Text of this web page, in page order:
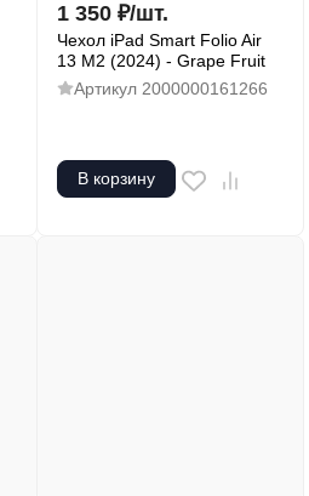
1 350 ₽/шт.
Чехол iPad Smart Folio Air
13 M2 (2024) - Grape Fruit
Артикул 2000000161266
В корзину